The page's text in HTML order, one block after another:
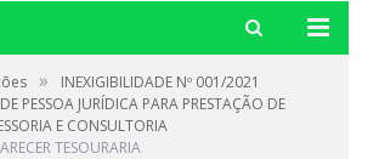
»
INEXIGIBILIDADE Nº 001/2021
PESSOA JURÍDICA PARA PRESTAÇÃO DE
E CONSULTORIA
TESOURARIA